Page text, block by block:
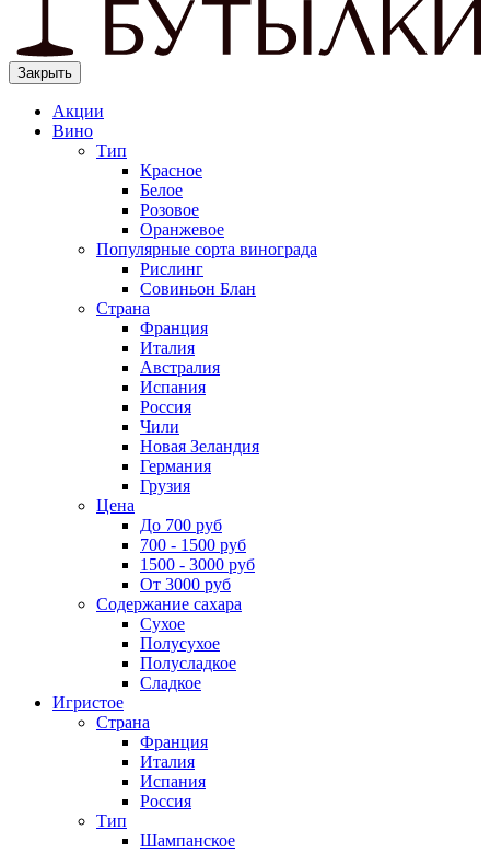
Закрыть
Акции
Вино
Тип
Красное
Белое
Розовое
Оранжевое
Популярные сорта винограда
Рислинг
Совиньон Блан
Страна
Франция
Италия
Австралия
Испания
Россия
Чили
Новая Зеландия
Германия
Грузия
Цена
До 700 руб
700 - 1500 руб
1500 - 3000 руб
От 3000 руб
Содержание сахара
Сухое
Полусухое
Полусладкое
Сладкое
Игристое
Страна
Франция
Италия
Испания
Россия
Тип
Шампанское